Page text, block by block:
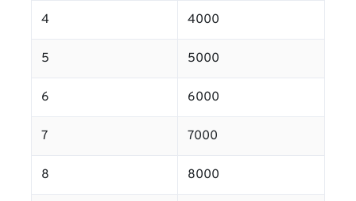
4 4000
5 5000
6 6000
7 7000
8 8000